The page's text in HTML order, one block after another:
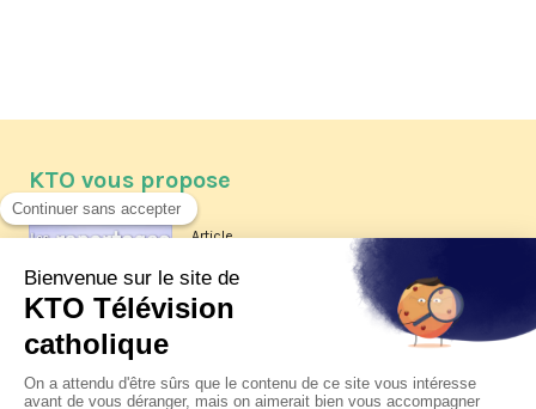
KTO vous propose
Article
Les reportages d'été 2026 de KTO
La visite pastorale du pape Léon
XIV à Assise à suivre sur KTO le